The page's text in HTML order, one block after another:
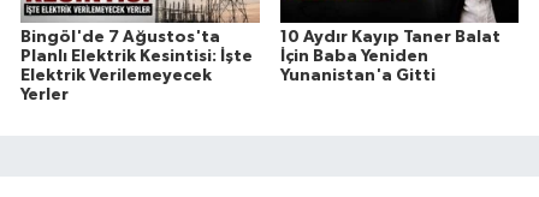
Bingöl'de 7 Ağustos'ta
Planlı Elektrik Kesintisi: İşte
Elektrik Verilemeyecek
Yerler
10 Aydır Kayıp Taner Balat
İçin Baba Yeniden
Yunanistan'a Gitti